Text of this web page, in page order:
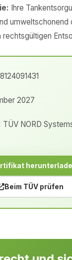
Ihre
umweltschonend
rechtsgültigen
2027
TÜV NORD
Beim TÜV prüfen